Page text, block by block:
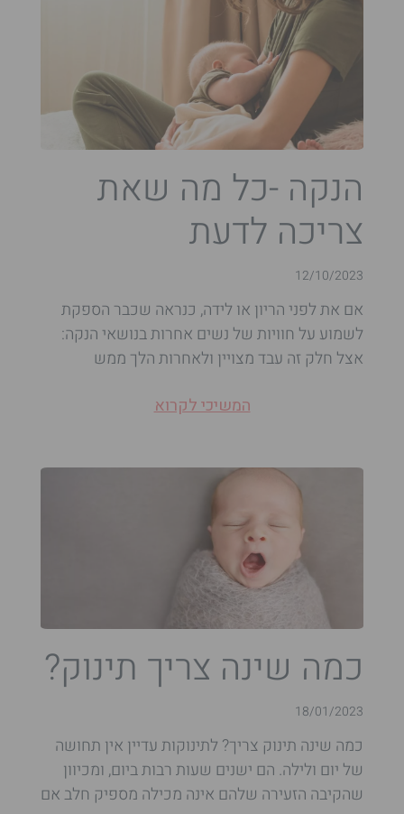
הנקה -כל מה שאת
צריכה לדעת
12/10/2023
אם את לפני הריון או לידה, כנראה שכבר הספקת
לשמוע על חוויות של נשים אחרות בנושאי הנקה:
אצל חלק זה עבד מצויין ולאחרות הלך ממש
המשיכי לקרוא
כמה שינה צריך תינוק?
18/01/2023
כמה שינה תינוק צריך? לתינוקות עדיין אין תחושה
של יום ולילה. הם ישנים שעות רבות ביום, ומכיוון
שהקיבה הזעירה שלהם אינה מכילה מספיק חלב אם